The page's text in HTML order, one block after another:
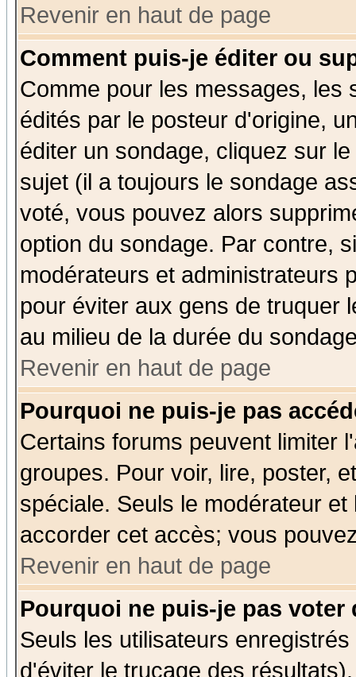
Revenir en haut de page
Comment puis-je éditer ou
Comme pour les messages, les
édités par le posteur d'origine,
éditer un sondage, cliquez sur
sujet (il a toujours le sondage
voté, vous pouvez alors
option du sondage. Par contre,
modérateurs et administrateurs
pour éviter aux gens de truquer
au milieu de la durée du
Revenir en haut de page
Pourquoi ne puis-je pas
Certains forums peuvent limiter
groupes. Pour voir, lire, poster,
spéciale. Seuls le modérateur
accorder cet accès; vous
Revenir en haut de page
Pourquoi ne puis-je pas voter
Seuls les utilisateurs
d'éviter le trucage des